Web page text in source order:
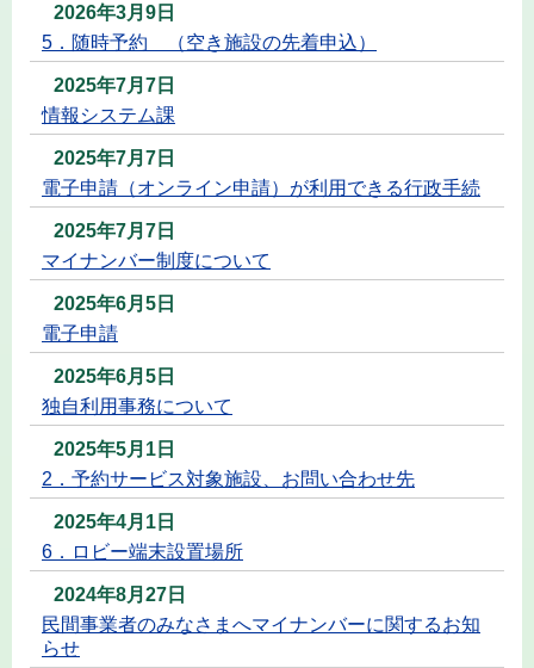
2026年3月9日
5．随時予約 （空き施設の先着申込）
2025年7月7日
情報システム課
2025年7月7日
電子申請（オンライン申請）が利用できる行政手続
2025年7月7日
マイナンバー制度について
2025年6月5日
電子申請
2025年6月5日
独自利用事務について
2025年5月1日
2．予約サービス対象施設、お問い合わせ先
2025年4月1日
6．ロビー端末設置場所
2024年8月27日
民間事業者のみなさまへマイナンバーに関するお知
らせ